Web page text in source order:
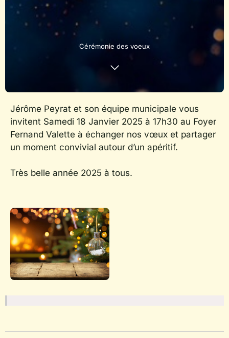
Cérémonie des voeux
Jérôme Peyrat et son équipe municipale vous
invitent Samedi 18 Janvier 2025 à 17h30 au Foyer
Fernand Valette à échanger nos vœux et partager
un moment convivial autour d’un apéritif.
Très belle année 2025 à tous.